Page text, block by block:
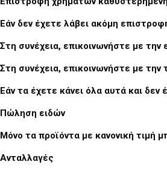
Εάν δεν έχετε λάβει ακόμη
Στη συνέχεια, επικοινωνήστε με
Στη συνέχεια, επικοινωνήστε με
Εάν τα έχετε κάνει όλα αυτά και
Πώληση ειδών
Μόνο τα προϊόντα με κανονική τιμή
Ανταλλαγές